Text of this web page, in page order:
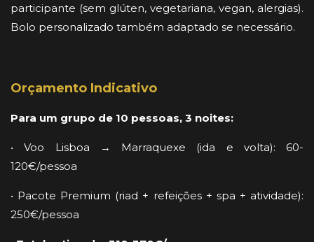
participante (sem glúten, vegetariana, vegan, alergias).
Bolo personalizado também adaptado se necessário.
Orçamento Indicativo
Para um grupo de 10 pessoas, 3 noites:
• Voo Lisboa → Marraquexe (ida e volta): 60-
120€/pessoa
• Pacote Premium (riad + refeições + spa + atividade):
250€/pessoa